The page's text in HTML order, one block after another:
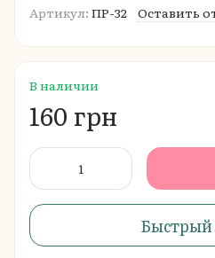
Артикул: ПР-32 Оставить
В наличии
160 грн
Быстрый